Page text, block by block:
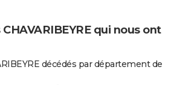
qui nous ont
décédés par département de